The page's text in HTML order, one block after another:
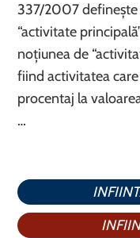
337/2007
“activitate
noțiunea de
fiind activitatea
procentaj la
…